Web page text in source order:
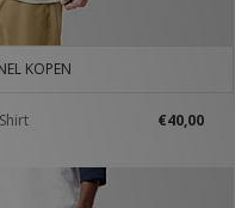
KOPEN
€40,00